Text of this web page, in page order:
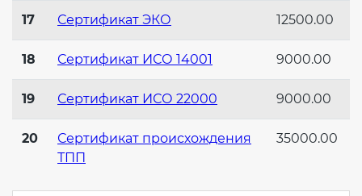
17 Сертификат ЭКО 12500.00
18 Сертификат ИСО 14001 9000.00
19 Сертификат ИСО 22000 9000.00
20
Сертификат происхождения
ТПП
35000.00